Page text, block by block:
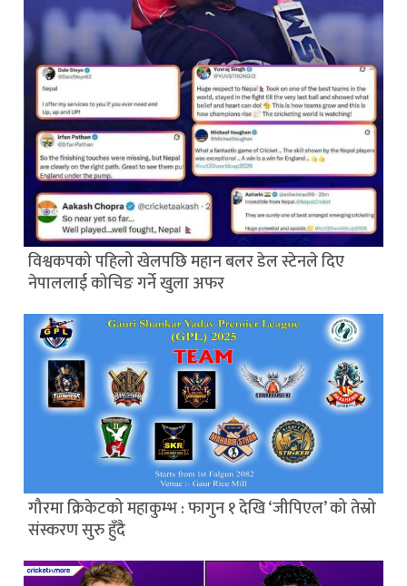
विश्वकपको पहिलो खेलपछि महान बलर डेल स्टेनले दिए
नेपाललाई कोचिङ गर्ने खुला अफर
गौरमा क्रिकेटको महाकुम्भ : फागुन १ देखि ‘जीपिएल’ को तेस्रो
संस्करण सुरु हुँदै